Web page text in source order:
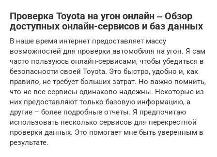
Проверка Toyota на угон онлайн ‒ Обзор
доступных онлайн-сервисов и баз данных
В наше время интернет предоставляет массу
возможностей для проверки автомобиля на угон. Я сам
часто пользуюсь онлайн-сервисами, чтобы убедиться в
безопасности своей Toyota. Это быстро, удобно и, как
правило, не требует больших затрат. Но важно помнить,
что не все сервисы одинаково надежны. Некоторые из
них предоставляют только базовую информацию, а
другие – более подробные отчеты. Я предпочитаю
использовать несколько сервисов для перекрестной
проверки данных. Это помогает мне быть уверенным в
результате.